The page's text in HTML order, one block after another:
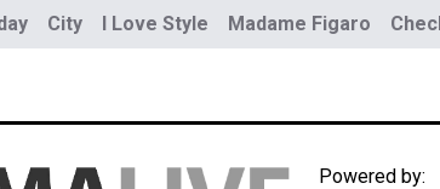
City I Love Style Madame Figaro
Powered by: